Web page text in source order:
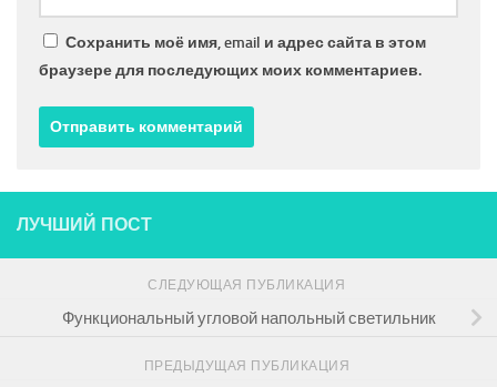
Сохранить моё имя, email и адрес сайта в этом
браузере для последующих моих комментариев.
ЛУЧШИЙ ПОСТ
СЛЕДУЮЩАЯ ПУБЛИКАЦИЯ
Функциональный угловой напольный светильник
ПРЕДЫДУЩАЯ ПУБЛИКАЦИЯ